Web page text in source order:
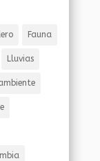
Fauna
Lluvias